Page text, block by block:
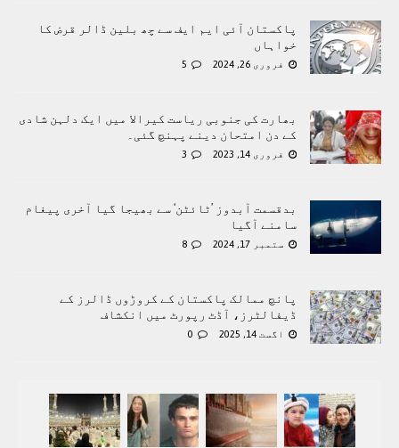
پاکستان آئی ایم ایف سے چھ بلین ڈالر قرض کا
خواہاں
فروری 26, 2024 5
بھارت کی جنوبی ریاست کیرالا میں ایک دلہن شادی
کے دن امتحان دینے پہنچ گئی۔
فروری 14, 2023 3
بدقسمت آبدوز ’ٹائٹن‘ سے بھیجا گیا آخری پیغام
سامنے آگیا
ستمبر 17, 2024 8
پانچ ممالک پاکستان کے کروڑوں ڈالرز کے
ڈیفالٹرز، آڈٹ رپورٹ میں انکشاف
اگست 14, 2025 0